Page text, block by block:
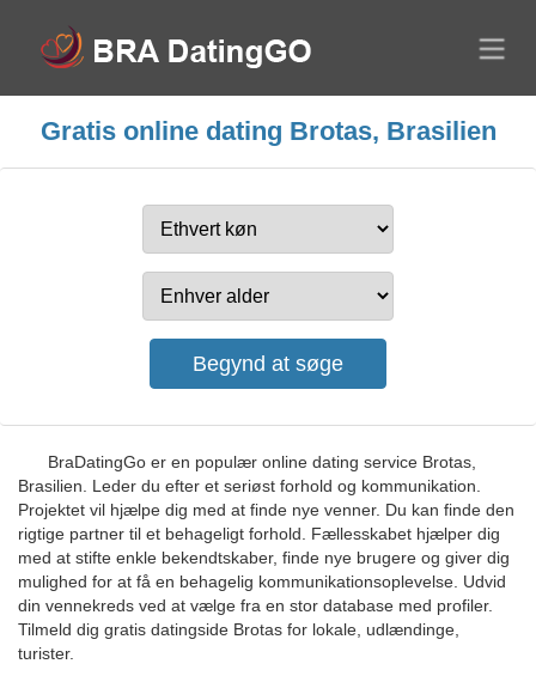
Gratis online dating Brotas, Brasilien
BraDatingGo er en populær online dating service Brotas,
Brasilien. Leder du efter et seriøst forhold og kommunikation.
Projektet vil hjælpe dig med at finde nye venner. Du kan finde den
rigtige partner til et behageligt forhold. Fællesskabet hjælper dig
med at stifte enkle bekendtskaber, finde nye brugere og giver dig
mulighed for at få en behagelig kommunikationsoplevelse. Udvid
din vennekreds ved at vælge fra en stor database med profiler.
Tilmeld dig gratis datingside Brotas for lokale, udlændinge,
turister.